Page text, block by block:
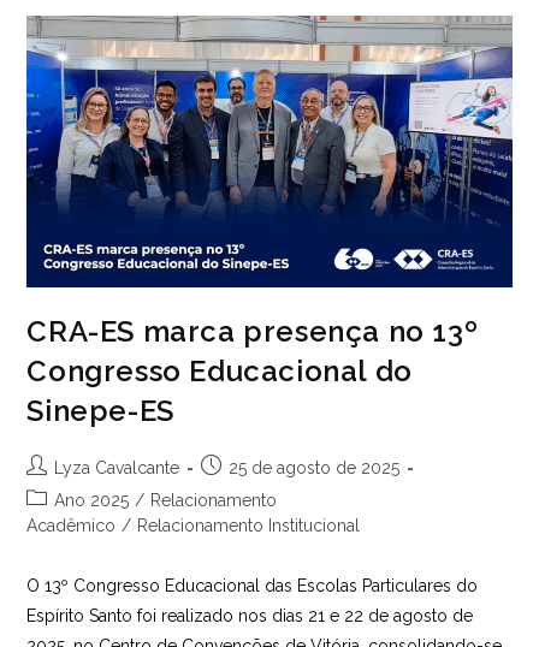
Até
Sua
Instituição
De
Ensino
Com
O
Adm
Talks
CRA-ES marca presença no 13º
Congresso Educacional do
Sinepe-ES
Autor
do
post:
Lyza Cavalcante
Post
publicado:
25 de agosto de 2025
Categoria
do
Ano 2025 / Relacionamento
Acadêmico / Relacionamento Institucional
O 13º Congresso Educacional das Escolas Particulares do
Espírito Santo foi realizado nos dias 21 e 22 de agosto de